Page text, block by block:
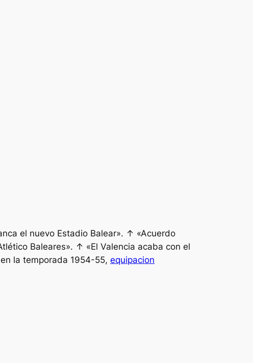
el nuevo Estadio Balear». ↑ «Acuerdo
Baleares». ↑ «El Valencia acaba con el
la temporada 1954-55, equipacion